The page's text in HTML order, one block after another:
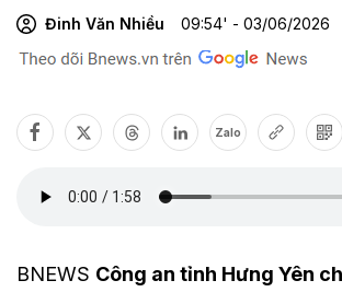
Đinh Văn Nhiều 09:54' - 03/06/2026
Zalo
BNEWS Công an tỉnh Hưng Yên